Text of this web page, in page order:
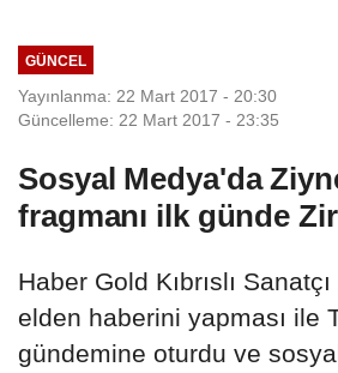
GÜNCEL
Yayınlanma: 22 Mart 2017 - 20:30
Güncelleme: 22 Mart 2017 - 23:35
Sosyal Medya'da
fragmanı ilk günde
Haber Gold Kıbrıslı
elden haberini yapması ile
gündemine oturdu ve